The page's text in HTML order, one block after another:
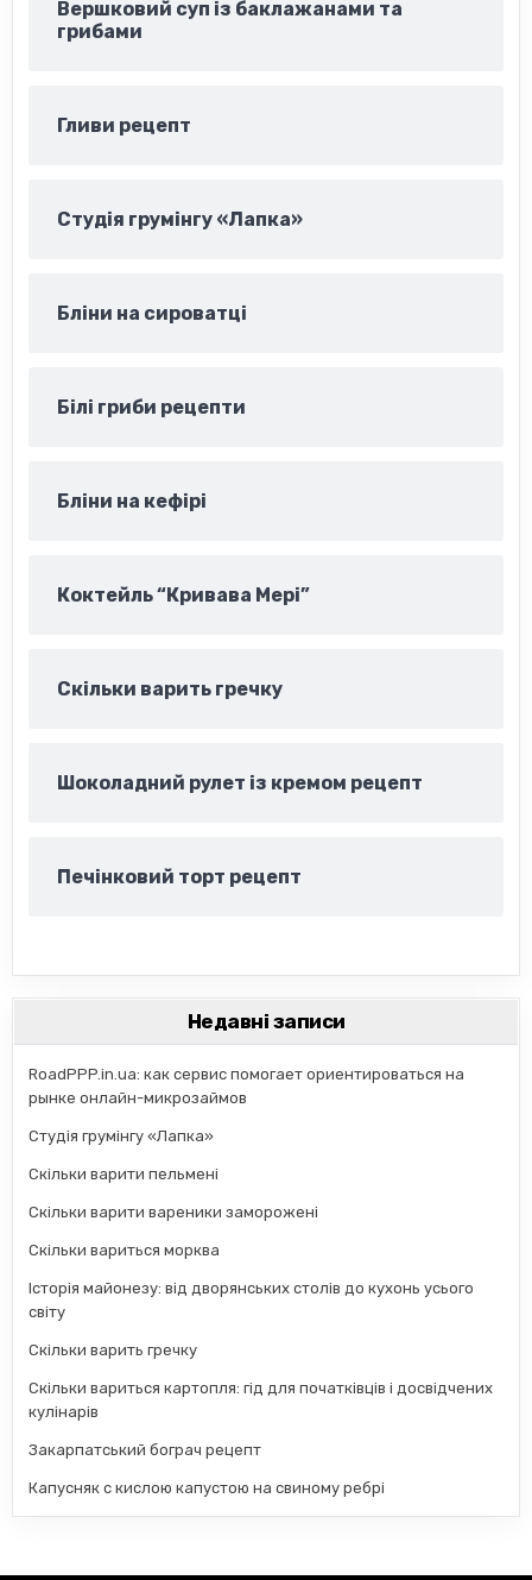
Вершковий суп із баклажанами та
грибами
Гливи рецепт
Студія грумінгу «Лапка»
Бліни на сироватці
Білі гриби рецепти
Бліни на кефірі
Коктейль “Кривава Мері”
Скільки варить гречку
Шоколадний рулет із кремом рецепт
Печінковий торт рецепт
Недавні записи
RoadPPP.in.ua: как сервис помогает ориентироваться на
рынке онлайн-микрозаймов
Студія грумінгу «Лапка»
Скільки варити пельмені
Скільки варити вареники заморожені
Скільки вариться морква
Історія майонезу: від дворянських столів до кухонь усього
світу
Скільки варить гречку
Скільки вариться картопля: гід для початківців і досвідчених
кулінарів
Закарпатський бограч рецепт
Капусняк с кислою капустою на свиному ребрі